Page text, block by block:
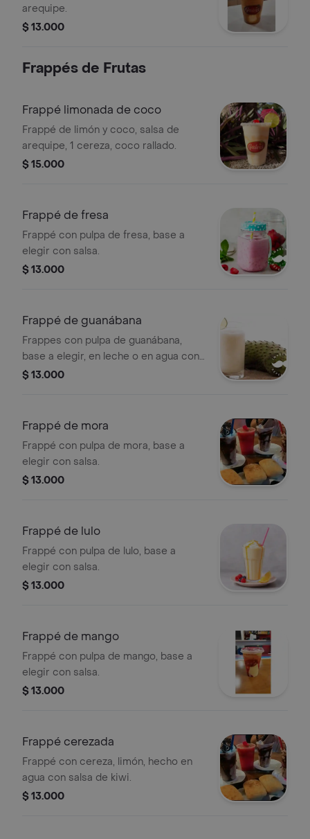
arequipe.
$ 13.000
Frappés de Frutas
Frappé limonada de coco
Frappé de limón y coco, salsa de
arequipe, 1 cereza, coco rallado.
$ 15.000
Frappé de fresa
Frappé con pulpa de fresa, base a
elegir con salsa.
$ 13.000
Frappé de guanábana
Frappes con pulpa de guanábana,
base a elegir, en leche o en agua con
salsas.
$ 13.000
Frappé de mora
Frappé con pulpa de mora, base a
elegir con salsa.
$ 13.000
Frappé de lulo
Frappé con pulpa de lulo, base a
elegir con salsa.
$ 13.000
Frappé de mango
Frappé con pulpa de mango, base a
elegir con salsa.
$ 13.000
Frappé cerezada
Frappé con cereza, limón, hecho en
agua con salsa de kiwi.
$ 13.000